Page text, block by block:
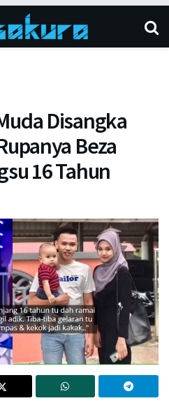
Disangka
Beza
16 Tahun